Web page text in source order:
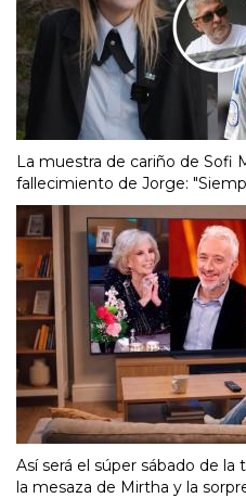
La muestra de cariño de Sofi
fallecimiento de Jorge:
Así será el súper sábado de
la mesaza de Mirtha y la